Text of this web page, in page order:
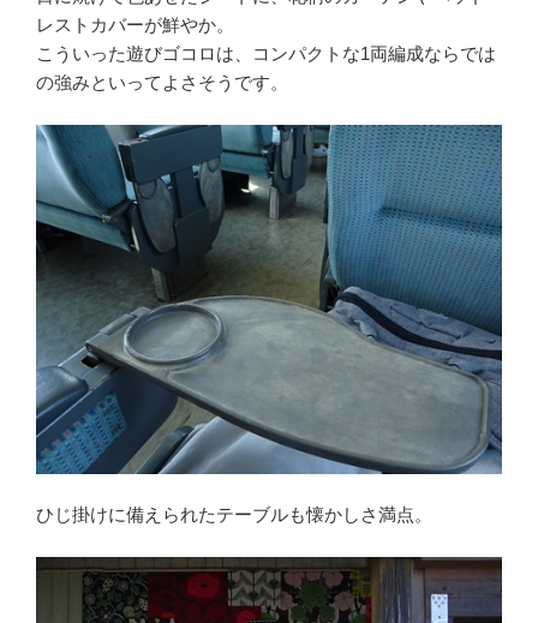
レストカバーが鮮やか。
こういった遊びゴコロは、コンパクトな1両編成ならでは
の強みといってよさそうです。
ひじ掛けに備えられたテーブルも懐かしさ満点。